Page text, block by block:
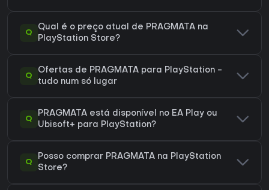
Q
Qual é o preço atual de PRAGMATA na
PlayStation Store?
Q
Ofertas de PRAGMATA para PlayStation -
tudo num só lugar
Q
PRAGMATA está disponível no EA Play ou
Ubisoft+ para PlayStation?
Q
Posso comprar PRAGMATA na PlayStation
Store?